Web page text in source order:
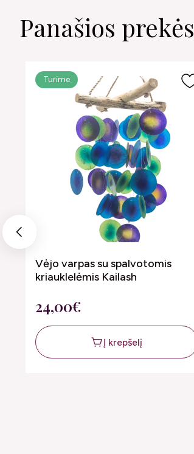
Panašios prekės
Previous
Turime
Vėjo varpas su spalvotomis
kriauklelėmis Kailash
24,00€
Į krepšelį